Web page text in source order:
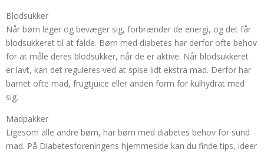
Blodsukker
Når børn leger og bevæger sig, forbrænder de energi, og det får
blodsukkeret til at falde. Børn med diabetes har derfor ofte behov
for at måle deres blodsukker, når de er aktive. Når blodsukkeret
er lavt, kan det reguleres ved at spise lidt ekstra mad. Derfor har
barnet ofte mad, frugtjuice eller anden form for kulhydrat med
sig.
Madpakker
Ligesom alle andre børn, har børn med diabetes behov for sund
mad. På Diabetesforeningens hjemmeside kan du finde tips, ideer